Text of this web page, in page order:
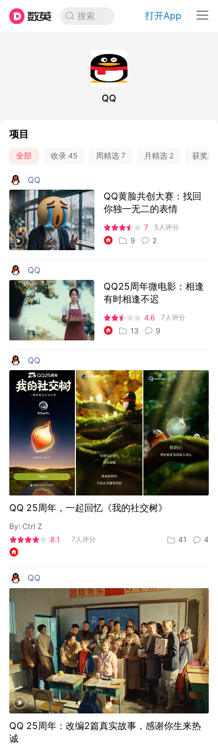
搜索 打开App
QQ
项目
全部 收录 45 周精选 7 月精选 2 获奖项
QQ
QQ黄脸共创大赛：找回
你独一无二的表情
7 5人评分
9 2
QQ
QQ25周年微电影：相逢
有时相逢不迟
4.6 7人评分
13 9
QQ
QQ 25周年，一起回忆《我的社交树》
By: Ctrl Z
8.1
7人评分 41 4
QQ
QQ 25周年：改编2篇真实故事，感谢你生来热
诚